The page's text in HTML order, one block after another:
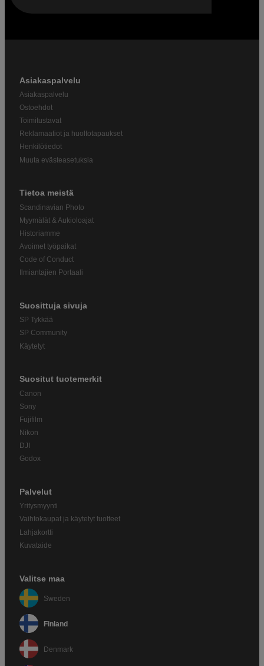
Asiakaspalvelu
Asiakaspalvelu
Ostoehdot
Toimitustavat
Reklamaatiot ja huoltotapaukset
Henkilötiedot
Muuta evästeasetuksia
Tietoa meistä
Scandinavian Photo
Myymälät & Aukioloajat
Historiamme
Avoimet työpaikat
Code of Conduct
Ilmiantajien Portaali
Suosittuja sivuja
SP Tykkää
SP Community
Käytetyt
Suositut tuotemerkit
Canon
Sony
Fujifilm
Nikon
DJI
Godox
Palvelut
Yritysmyynti
Vaihtokaupat ja käytetyt tuotteet
Lahjakortti
Kuvataide
Valitse maa
Sweden
Finland
Denmark